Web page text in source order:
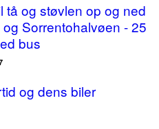
tå og støvlen op og ned
Sorrentohalvøen - 25
bus
og dens biler